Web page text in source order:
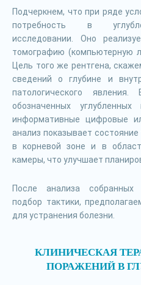
Подчеркнем, что при ряде
потребность в
исследовании. Оно
томографию (компьютерную
Цель того же рентгена,
сведений о глубине и
патологического
обозначенных
информативные цифровые
анализ показывает
в корневой зоне и в
камеры, что улучшает
После анализа собранных
подбор тактики,
для устранения болезни.
КЛИНИЧЕСКАЯ
ПОРАЖЕНИЙ В